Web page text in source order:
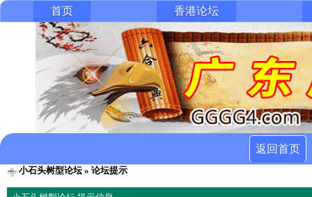
首页 香港论坛
返回首页
小石头树型论坛» 论坛提示